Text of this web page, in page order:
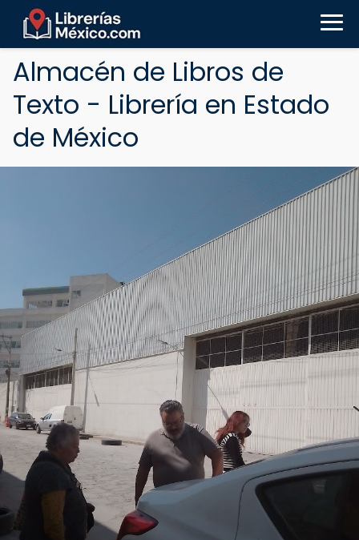
Almacén de Libros de
Texto - Librería en Estado
de México